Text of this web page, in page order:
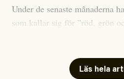
Under de senaste månaderna
som kallar sig för ”röd, grön
skriver för? Vad betyder det
Läs hela